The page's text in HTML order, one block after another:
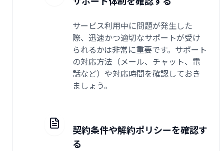
サービス利用中に問題が発生した
際、迅速かつ適切なサポートが受け
られるかは非常に重要です。サポート
の対応方法（メール、チャット、電
話など）や対応時間を確認しておき
ましょう。
契約条件や解約ポリシーを確認す
る